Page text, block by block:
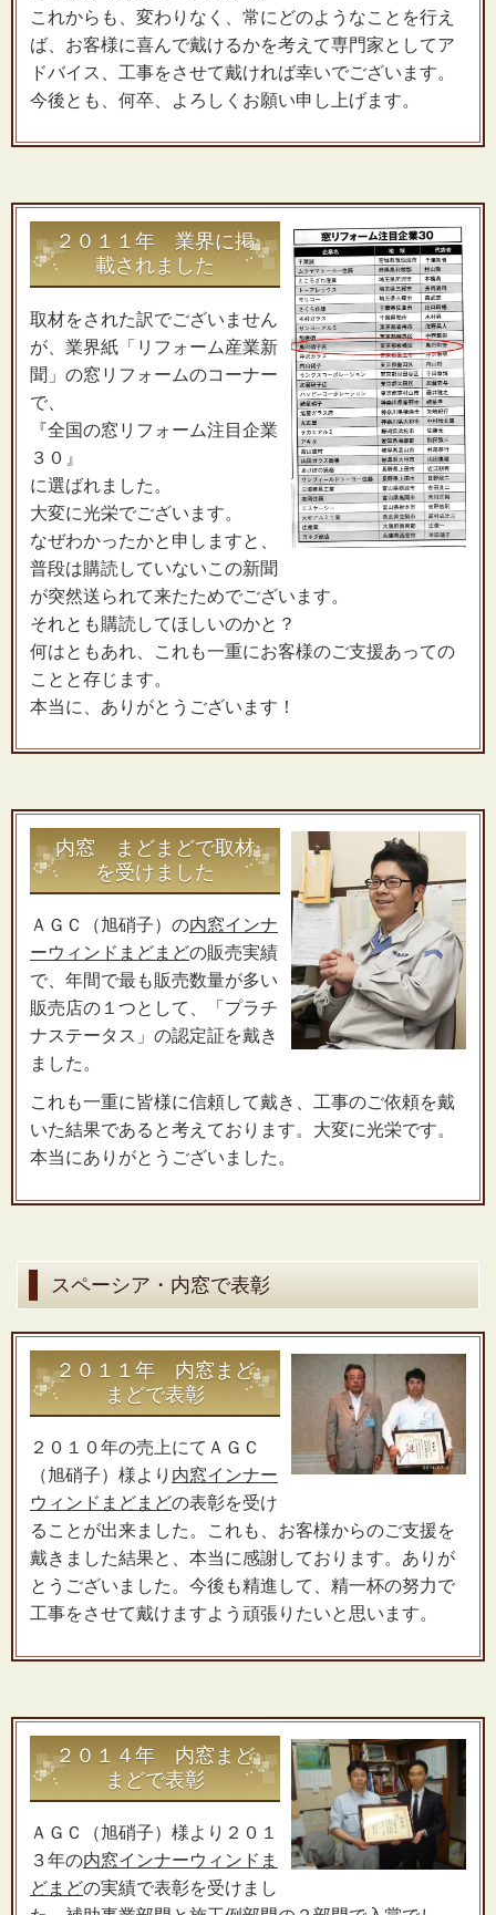
これからも、変わりなく、常にどのようなことを行え
ば、お客様に喜んで戴けるかを考えて専門家としてア
ドバイス、工事をさせて戴ければ幸いでございます。
今後とも、何卒、よろしくお願い申し上げます。
２０１１年 業界に掲
載されました
取材をされた訳でございません
が、業界紙「リフォーム産業新
聞」の窓リフォームのコーナー
で、
『全国の窓リフォーム注目企業
３０』
に選ばれました。
大変に光栄でございます。
なぜわかったかと申しますと、
普段は購読していないこの新聞
が突然送られて来たためでございます。
それとも購読してほしいのかと？
何はともあれ、これも一重にお客様のご支援あっての
ことと存じます。
本当に、ありがとうございます！
内窓 まどまどで取材
を受けました
ＡＧＣ（旭硝子）の内窓インナ
ーウィンドまどまどの販売実績
で、年間で最も販売数量が多い
販売店の１つとして、「プラチ
ナステータス」の認定証を戴き
ました。
これも一重に皆様に信頼して戴き、工事のご依頼を戴
いた結果であると考えております。大変に光栄です。
本当にありがとうございました。
スペーシア・内窓で表彰
２０１１年 内窓まど
まどで表彰
２０１０年の売上にてＡＧＣ
（旭硝子）様より 内窓インナー
ウィンドまどまどの表彰を受け
ることが出来ました。これも、お客様からのご支援を
戴きました結果と、本当に感謝しております。ありが
とうございました。今後も精進して、精一杯の努力で
工事をさせて戴けますよう頑張りたいと思います。
２０１４年 内窓まど
まどで表彰
ＡＧＣ（旭硝子）様より２０１
３年の内窓インナーウィンドま
どまどの実績で表彰を受けまし